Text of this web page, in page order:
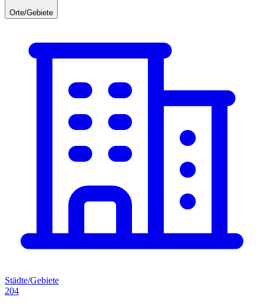
Orte/Gebiete
Städte/Gebiete
204